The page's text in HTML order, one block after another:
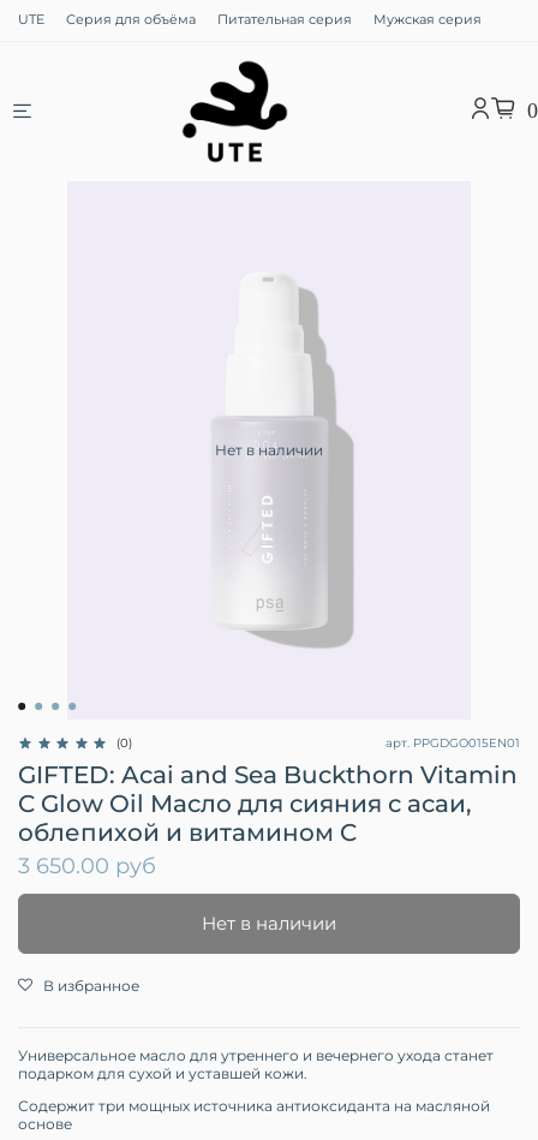
UTE Серия для объёма Питательная серия Мужская серия
0
Нет в наличии
(0) арт. PPGDGO015EN01
GIFTED: Acai and Sea Buckthorn Vitamin
C Glow Oil Масло для сияния с асаи,
облепихой и витамином C
3 650.00 руб
Нет в наличии
В избранное
Универсальное масло для утреннего и вечернего ухода станет
подарком для сухой и уставшей кожи.
Содержит три мощных источника антиоксиданта на масляной
основе